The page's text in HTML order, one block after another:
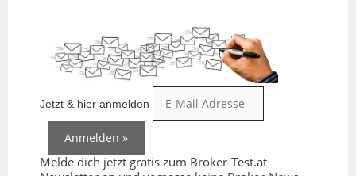
Jetzt & hier anmelden
Melde dich jetzt gratis zum Broker-Test.at